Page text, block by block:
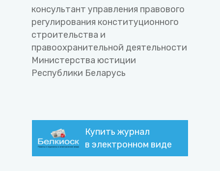
консультант управления правового
регулирования конституционного
строительства и
правоохранительной деятельности
Министерства юстиции
Республики Беларусь
Купить журнал
в электронном виде